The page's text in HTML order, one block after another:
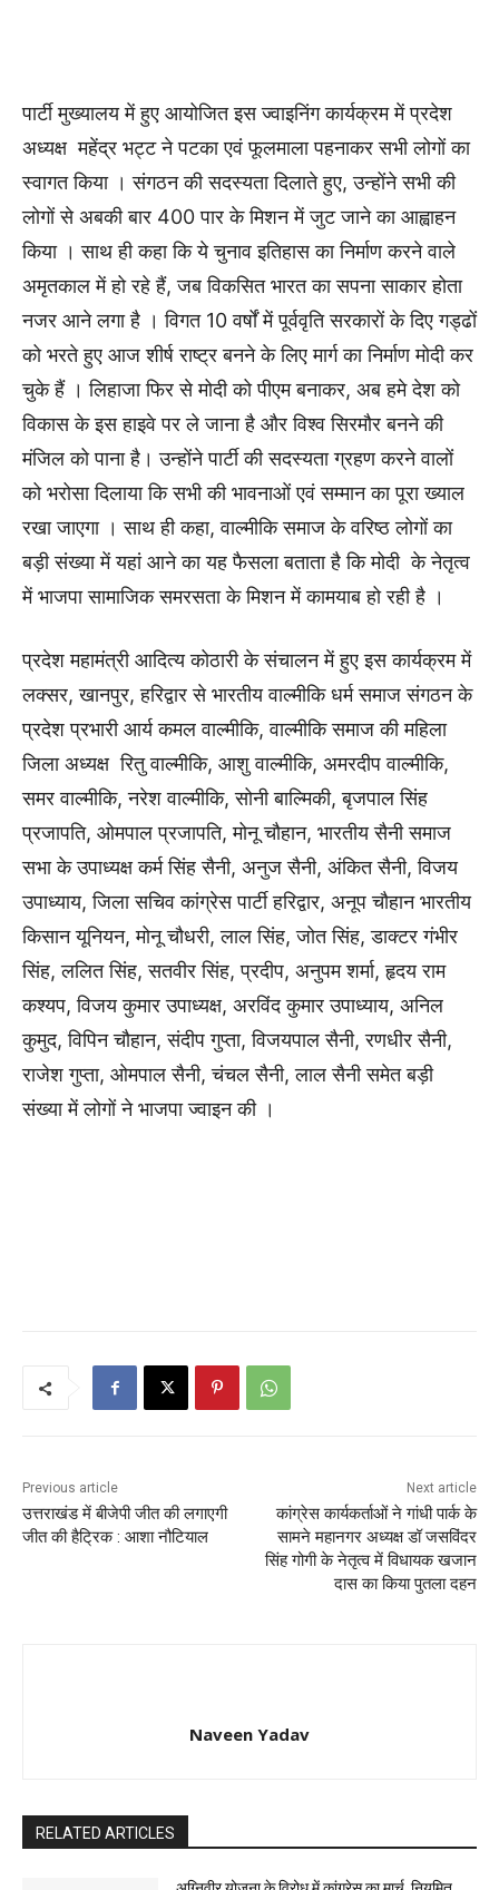
पार्टी मुख्यालय में हुए आयोजित इस ज्वाइनिंग कार्यक्रम में प्रदेश
अध्यक्ष महेंद्र भट्ट ने पटका एवं फूलमाला पहनाकर सभी लोगों का
स्वागत किया । संगठन की सदस्यता दिलाते हुए, उन्होंने सभी की
लोगों से अबकी बार 400 पार के मिशन में जुट जाने का आह्वाहन
किया । साथ ही कहा कि ये चुनाव इतिहास का निर्माण करने वाले
अमृतकाल में हो रहे हैं, जब विकसित भारत का सपना साकार होता
नजर आने लगा है । विगत 10 वर्षों में पूर्ववृति सरकारों के दिए गड्ढों
को भरते हुए आज शीर्ष राष्ट्र बनने के लिए मार्ग का निर्माण मोदी कर
चुके हैं । लिहाजा फिर से मोदी को पीएम बनाकर, अब हमे देश को
विकास के इस हाइवे पर ले जाना है और विश्व सिरमौर बनने की
मंजिल को पाना है। उन्होंने पार्टी की सदस्यता ग्रहण करने वालों
को भरोसा दिलाया कि सभी की भावनाओं एवं सम्मान का पूरा ख्याल
रखा जाएगा । साथ ही कहा, वाल्मीकि समाज के वरिष्ठ लोगों का
बड़ी संख्या में यहां आने का यह फैसला बताता है कि मोदी के नेतृत्व
में भाजपा सामाजिक समरसता के मिशन में कामयाब हो रही है ।
प्रदेश महामंत्री आदित्य कोठारी के संचालन में हुए इस कार्यक्रम में
लक्सर, खानपुर, हरिद्वार से भारतीय वाल्मीकि धर्म समाज संगठन के
प्रदेश प्रभारी आर्य कमल वाल्मीकि, वाल्मीकि समाज की महिला
जिला अध्यक्ष रितु वाल्मीकि, आशु वाल्मीकि, अमरदीप वाल्मीकि,
समर वाल्मीकि, नरेश वाल्मीकि, सोनी बाल्मिकी, बृजपाल सिंह
प्रजापति, ओमपाल प्रजापति, मोनू चौहान, भारतीय सैनी समाज
सभा के उपाध्यक्ष कर्म सिंह सैनी, अनुज सैनी, अंकित सैनी, विजय
उपाध्याय, जिला सचिव कांग्रेस पार्टी हरिद्वार, अनूप चौहान भारतीय
किसान यूनियन, मोनू चौधरी, लाल सिंह, जोत सिंह, डाक्टर गंभीर
सिंह, ललित सिंह, सतवीर सिंह, प्रदीप, अनुपम शर्मा, हृदय राम
कश्यप, विजय कुमार उपाध्यक्ष, अरविंद कुमार उपाध्याय, अनिल
कुमुद, विपिन चौहान, संदीप गुप्ता, विजयपाल सैनी, रणधीर सैनी,
राजेश गुप्ता, ओमपाल सैनी, चंचल सैनी, लाल सैनी समेत बड़ी
संख्या में लोगों ने भाजपा ज्वाइन की ।
Previous article
उत्तराखंड में बीजेपी जीत की लगाएगी
जीत की हैट्रिक : आशा नौटियाल
Next article
कांग्रेस कार्यकर्ताओं ने गांधी पार्क के
सामने महानगर अध्यक्ष डॉ जसविंदर
सिंह गोगी के नेतृत्व में विधायक खजान
दास का किया पुतला दहन
Naveen Yadav
RELATED ARTICLES